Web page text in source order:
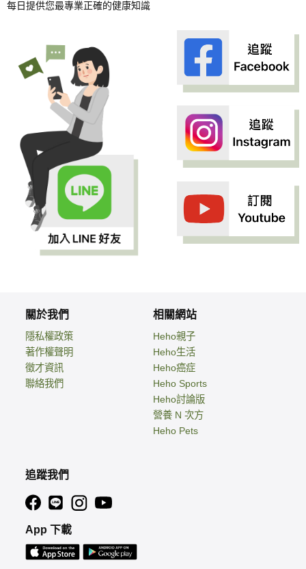
每日提供您最專業正確的健康知識
關於我們
隱私權政策
著作權聲明
徵才資訊
聯絡我們
相關網站
Heho親子
Heho生活
Heho癌症
Heho Sports
Heho討論版
營養 N 次方
Heho Pets
追蹤我們
App 下載